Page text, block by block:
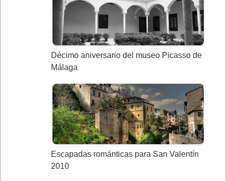
Décimo aniversario del museo Picasso de
Málaga
Escapadas románticas para San Valentín
2010